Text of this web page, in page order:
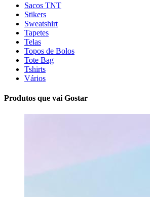
Sacos TNT
Stikers
Sweatshirt
Tapetes
Telas
Topos de Bolos
Tote Bag
Tshirts
Vários
Produtos que vai Gostar